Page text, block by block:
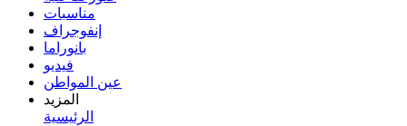
مناسبات
إنفوجراف
بانوراما
فيديو
عين المواطن
المزيد
الرئيسية